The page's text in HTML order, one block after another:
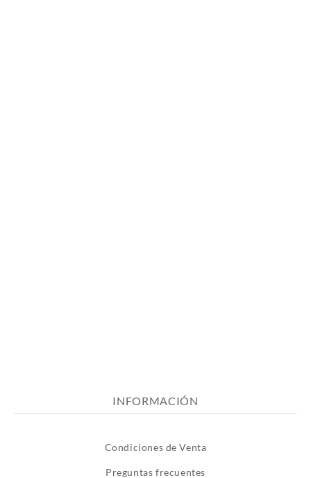
INFORMACIÓN
Condiciones de Venta
Preguntas frecuentes